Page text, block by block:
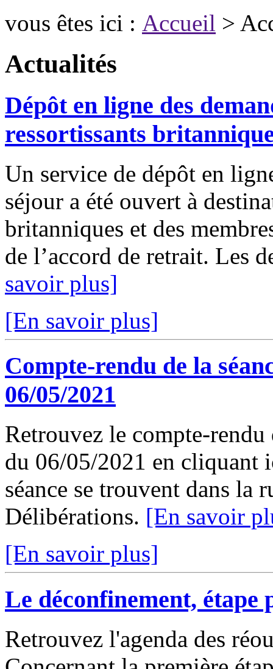
vous êtes ici : Accueil >
Actualités
Dépôt en ligne des
ressortissants
Un service de dépôt en
séjour a été ouvert à
britanniques et des
de l’accord de retrait. Les
savoir plus]
[En savoir plus]
Compte-rendu de la
06/05/2021
Retrouvez le compte-
du 06/05/2021 en cliquant
séance se trouvent dans
Délibérations. [En savoir
[En savoir plus]
Le déconfinement, étape
Retrouvez l'agenda des